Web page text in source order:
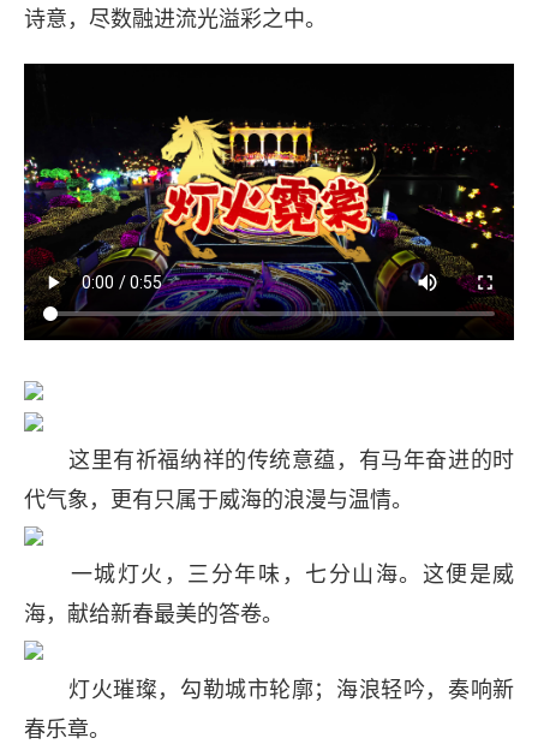
诗意，尽数融进流光溢彩之中。
这里有祈福纳祥的传统意蕴，有马年奋进的时
代气象，更有只属于威海的浪漫与温情。
一城灯火，三分年味，七分山海。这便是威
海，献给新春最美的答卷。
灯火璀璨，勾勒城市轮廓；海浪轻吟，奏响新
春乐章。